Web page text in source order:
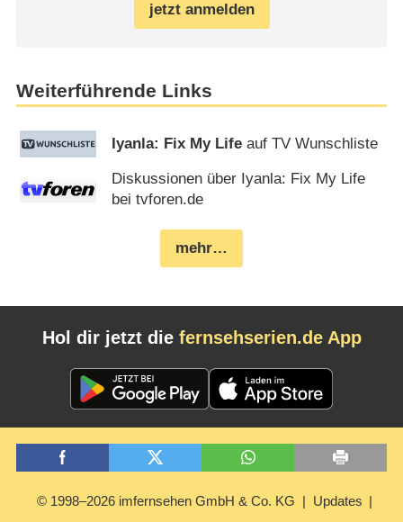
jetzt anmelden
Weiterführende Links
Iyanla: Fix My Life auf TV Wunschliste
Diskussionen über Iyanla: Fix My Life
bei tvforen.de
mehr…
Hol dir jetzt die fernsehserien.de App
© 1998–2026 imfernsehen GmbH & Co. KG Updates